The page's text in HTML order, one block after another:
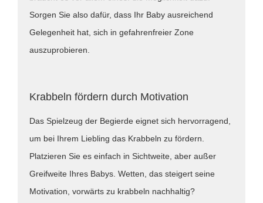
Sorgen Sie also dafür, dass Ihr Baby ausreichend
Gelegenheit hat, sich in gefahrenfreier Zone
auszuprobieren.
Krabbeln fördern durch Motivation
Das Spielzeug der Begierde eignet sich hervorragend,
um bei Ihrem Liebling das Krabbeln zu fördern.
Platzieren Sie es einfach in Sichtweite, aber außer
Greifweite Ihres Babys. Wetten, das steigert seine
Motivation, vorwärts zu krabbeln nachhaltig?